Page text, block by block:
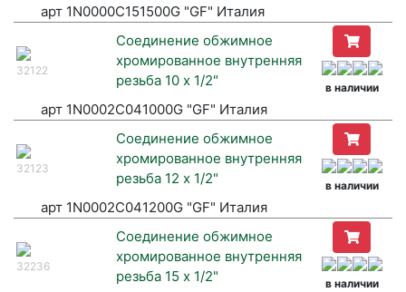
арт 1N0000C151500G "GF" Италия
32122
Соединение обжимное
хромированное внутренняя
резьба 10 х 1/2"
в наличии
арт 1N0002C041000G "GF" Италия
32123
Соединение обжимное
хромированное внутренняя
резьба 12 х 1/2"
в наличии
арт 1N0002C041200G "GF" Италия
32236
Соединение обжимное
хромированное внутренняя
резьба 15 х 1/2"
в наличии